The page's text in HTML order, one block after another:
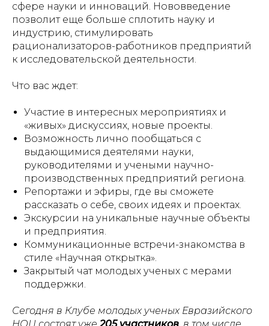
сфере науки и инноваций. Нововведение
позволит еще больше сплотить науку и
индустрию, стимулировать
рационализаторов-работников предприятий
к исследовательской деятельности.
Что вас ждет:
Участие в интересных мероприятиях и
«живых» дискуссиях, новые проекты.
Возможность лично пообщаться с
выдающимися деятелями науки,
руководителями и учеными научно-
производственных предприятий региона.
Репортажи и эфиры, где вы сможете
рассказать о себе, своих идеях и проектах.
Экскурсии на уникальные научные объекты
и предприятия.
Коммуникационные встречи-знакомства в
стиле «Научная открытка».
Закрытый чат молодых ученых с мерами
поддержки.
Сегодня в Клубе молодых ученых Евразийского